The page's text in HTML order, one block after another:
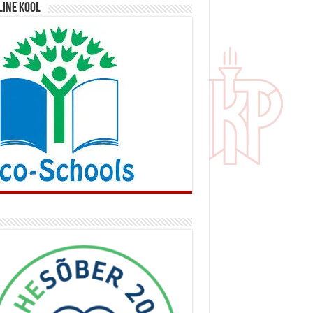
kool